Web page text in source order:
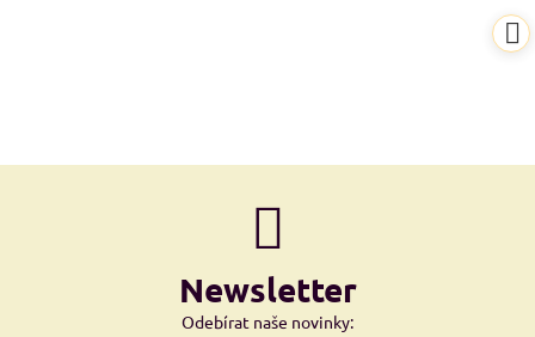
Newsletter
Odebírat naše novinky: